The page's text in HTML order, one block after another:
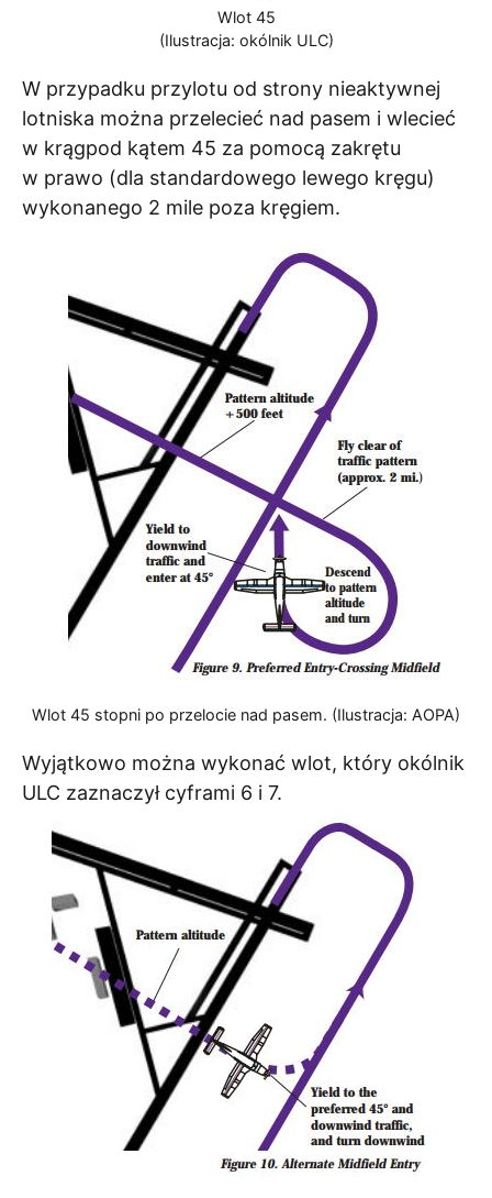
Wlot 45
(Ilustracja: okólnik ULC)
W przypadku przylotu od strony nieaktywnej
lotniska można przelecieć nad pasem i wlecieć
w krągpod kątem 45 za pomocą zakrętu
w prawo (dla standardowego lewego kręgu)
wykonanego 2 mile poza kręgiem.
Wlot 45 stopni po przelocie nad pasem. (Ilustracja: AOPA)
Wyjątkowo można wykonać wlot, który okólnik
ULC zaznaczył cyframi 6 i 7.